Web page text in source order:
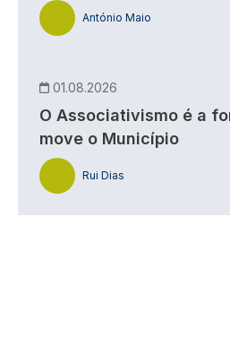
António Maio
01.08.2026
O Associativismo é a
move o Município
Rui Dias